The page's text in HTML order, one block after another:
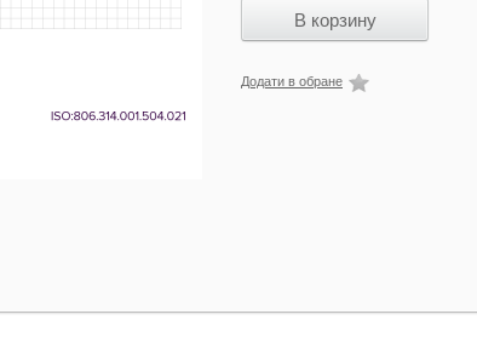
Додати в обране